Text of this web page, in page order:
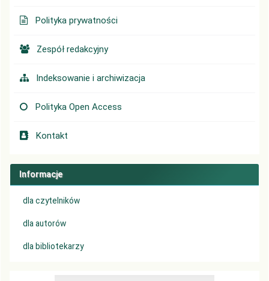
Polityka prywatności
Zespół redakcyjny
Indeksowanie i archiwizacja
Polityka Open Access
Kontakt
Informacje
dla czytelników
dla autorów
dla bibliotekarzy